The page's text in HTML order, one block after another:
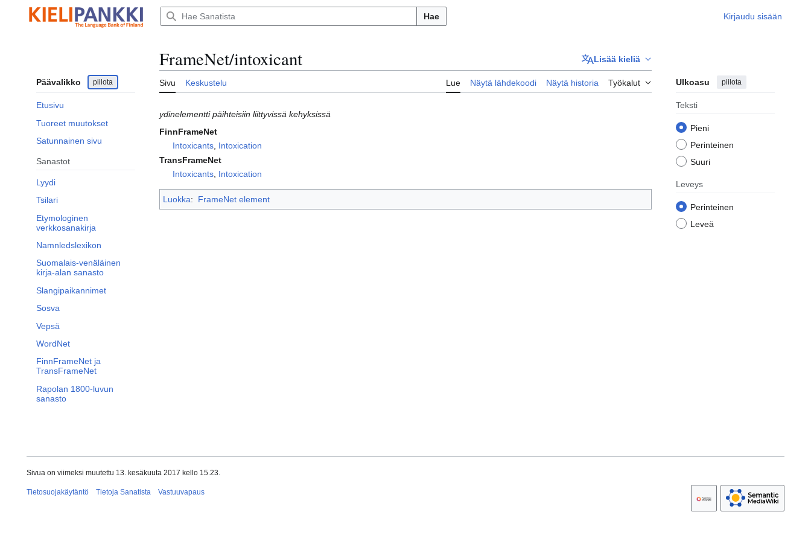
sisältöön
Hae Kirjaudu sisään
Päävalikko piilota
Etusivu
Tuoreet muutokset
Satunnainen sivu
Sanastot
Lyydi
Tsilari
Etymologinen
verkkosanakirja
Namnledslexikon
Suomalais-venäläinen
kirja-alan sanasto
Slangipaikannimet
Sosva
Vepsä
WordNet
FinnFrameNet ja
TransFrameNet
Rapolan 1800-luvun
sanasto
FrameNet/intoxicant Lisää kieliä
Sivu Keskustelu Lue Näytä lähdekoodi Näytä historia Työkalut Ulkoasu piilota
Teksti
Pieni
Perinteinen
Suuri
Leveys
Perinteinen
Leveä
ydinelementti päihteisiin liittyvissä kehyksissä
FinnFrameNet
Intoxicants, Intoxication
TransFrameNet
Intoxicants, Intoxication
Luokka: FrameNet element
Sivua on viimeksi muutettu 13. kesäkuuta 2017 kello 15.23.
Tietosuojakäytäntö Tietoja Sanatista Vastuuvapaus